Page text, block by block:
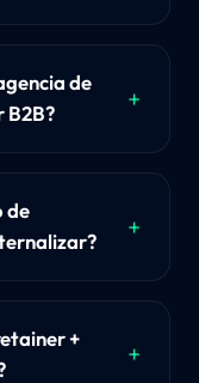
de
B2B?
de
+